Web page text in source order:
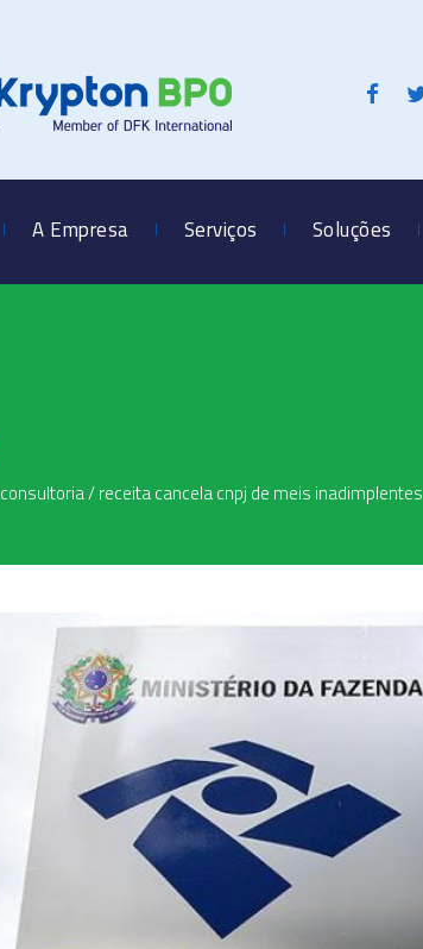
A Empresa Serviços Soluções
consultoria/receita cancela cnpj de meis inadimplentes